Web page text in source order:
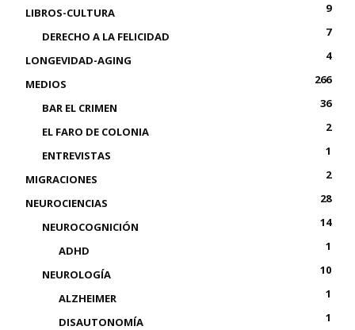
LIBROS-CULTURA
9
DERECHO A LA FELICIDAD
7
LONGEVIDAD-AGING
4
MEDIOS
266
BAR EL CRIMEN
36
EL FARO DE COLONIA
2
ENTREVISTAS
1
MIGRACIONES
2
NEUROCIENCIAS
28
NEUROCOGNICIÓN
14
ADHD
1
NEUROLOGÍA
10
ALZHEIMER
1
DISAUTONOMÍA
1